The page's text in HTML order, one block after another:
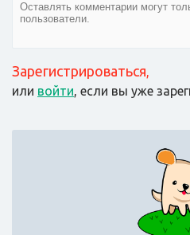
Зарегистрироваться,
или войти, если вы уже